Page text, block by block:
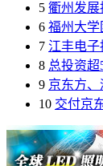
5 衢州发展
6 福州大
7 江丰电
8 总投资超
9 京东方
10 交付京